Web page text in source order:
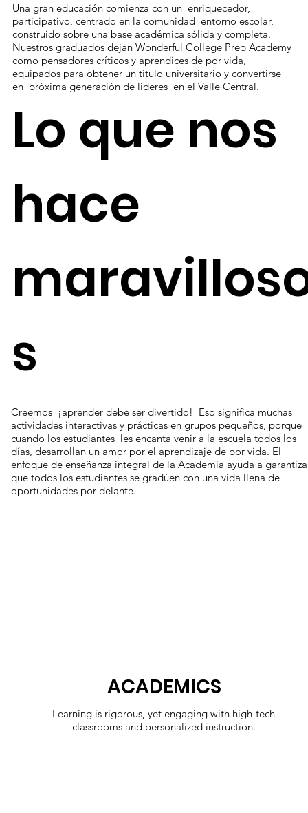
Una gran educación comienza con un enriquecedor,
participativo, centrado en la comunidad entorno escolar,
construido sobre una base académica sólida y completa.
Nuestros graduados dejan Wonderful College Prep Academy
como pensadores críticos y aprendices de por vida,
equipados para obtener un título universitario y convertirse
en próxima generación de líderes en el Valle Central.
Lo que nos
hace
s
Creemos ¡aprender debe ser divertido! Eso significa muchas
actividades interactivas y prácticas en grupos pequeños, porque
cuando los estudiantes les encanta venir a la escuela todos los
días, desarrollan un amor por el aprendizaje de por vida. El
enfoque de enseñanza integral de la Academia ayuda a
que todos los estudiantes se gradúen con una vida llena de
oportunidades por delante.
ACADEMICS
Learning is rigorous, yet engaging with high-tech
classrooms and personalized instruction.